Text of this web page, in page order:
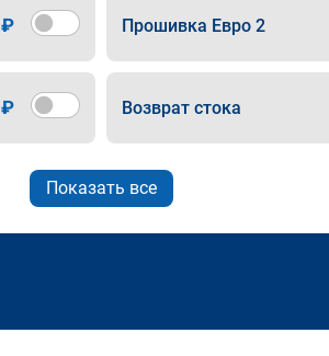
Прошивка Евро 2
Возврат стока
Показать все